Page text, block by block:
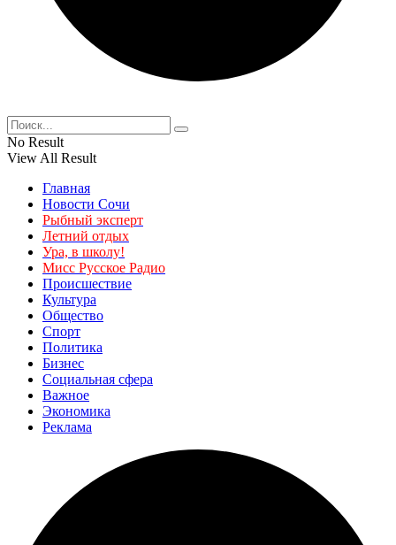
No Result
View All Result
Главная
Новости Сочи
Рыбный эксперт
Летний отдых
Ура, в школу!
Мисс Русское Радио
Происшествие
Культура
Общество
Спорт
Политика
Бизнес
Социальная сфера
Важное
Экономика
Реклама